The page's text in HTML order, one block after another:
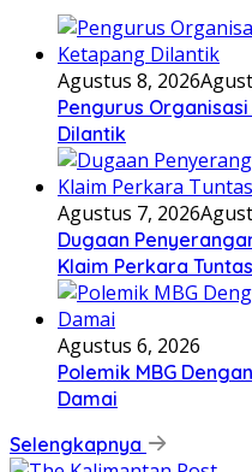
Agustus 8, 2026
Pengurus Organisasi
Dilantik
Agustus 7, 2026
Dugaan
Klaim Perkara
Agustus 6, 2026
Polemik MBG
Damai
Selengkapnya